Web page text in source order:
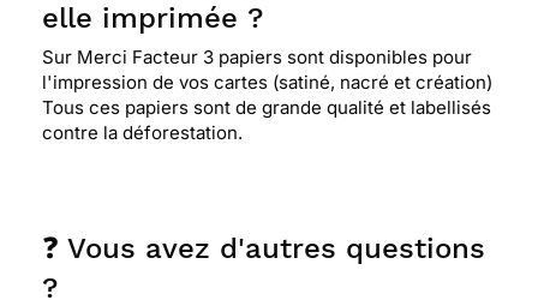
elle imprimée ?
Sur Merci Facteur 3 papiers sont disponibles pour
l'impression de vos cartes (satiné, nacré et création)
Tous ces papiers sont de grande qualité et labellisés
contre la déforestation.
❓ Vous avez d'autres questions
?